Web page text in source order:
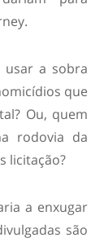
usar a sobra
que
Ou, quem
rodovia da
licitação?
a enxugar
são